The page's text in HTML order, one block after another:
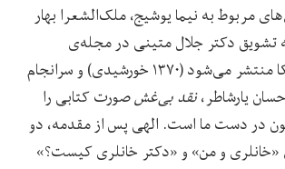
مربوط به نیما یوشیج، ملک‌الشعرا بهار
دکتر جلال متینی در مجله‌ی
آمریکا منتشر می‌شود (۱۳۷۰ خورشیدی) و سرانجام
یارشاطر،نقد بی‌غشصورت کتابی را
در دست ما است. الهی پس از مقدمه، دو
«خانلری و من» و «دکتر خانلری کیست؟»